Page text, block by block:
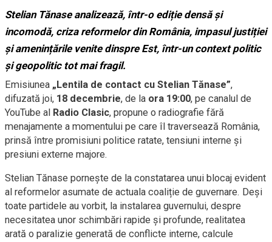
Stelian Tănase analizează, într-o ediție densă și
incomodă, criza reformelor din România, impasul justiției
și amenințările venite dinspre Est, într-un context politic
și geopolitic tot mai fragil.
Emisiunea „Lentila de contact cu Stelian Tănase”,
difuzată joi, 18 decembrie, de la ora 19:00, pe canalul de
YouTube al Radio Clasic, propune o radiografie fără
menajamente a momentului pe care îl traversează România,
prinsă între promisiuni politice ratate, tensiuni interne și
presiuni externe majore.
Stelian Tănase pornește de la constatarea unui blocaj evident
al reformelor asumate de actuala coaliție de guvernare. Deși
toate partidele au vorbit, la instalarea guvernului, despre
necesitatea unor schimbări rapide și profunde, realitatea
arată o paralizie generată de conflicte interne, calcule